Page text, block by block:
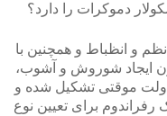
دموکرات را دارد؟
نظم و انظباط و همچنین با
ایجاد شوروش و آشوب،
موقتی تشکیل شده و
برای تعیین نوع